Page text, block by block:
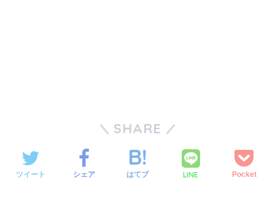
SHARE
ツイート シェア はてブ LINE Pocket